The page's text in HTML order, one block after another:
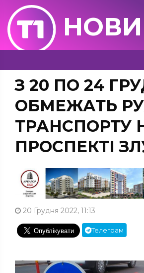
З 20 ПО 24
ОБМЕЖАТЬ
ТРАНСПОРТУ
ПРОСПЕКТІ
20 Грудня 2022, 11:13
Телеграм